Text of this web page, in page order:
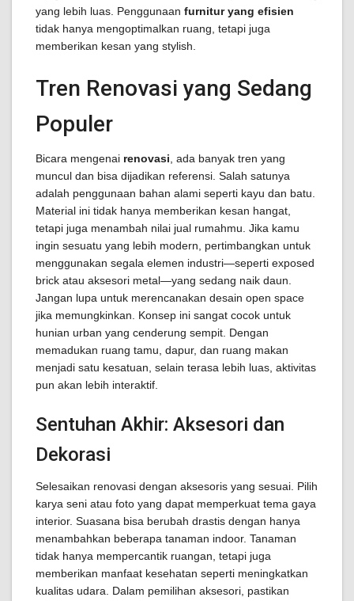
yang lebih luas. Penggunaan furnitur yang efisien
tidak hanya mengoptimalkan ruang, tetapi juga
memberikan kesan yang stylish.
Tren Renovasi yang Sedang
Populer
Bicara mengenai renovasi , ada banyak tren yang
muncul dan bisa dijadikan referensi. Salah satunya
adalah penggunaan bahan alami seperti kayu dan batu.
Material ini tidak hanya memberikan kesan hangat,
tetapi juga menambah nilai jual rumahmu. Jika kamu
ingin sesuatu yang lebih modern, pertimbangkan untuk
menggunakan segala elemen industri—seperti exposed
brick atau aksesori metal—yang sedang naik daun.
Jangan lupa untuk merencanakan desain open space
jika memungkinkan. Konsep ini sangat cocok untuk
hunian urban yang cenderung sempit. Dengan
memadukan ruang tamu, dapur, dan ruang makan
menjadi satu kesatuan, selain terasa lebih luas, aktivitas
pun akan lebih interaktif.
Sentuhan Akhir: Aksesori dan
Dekorasi
Selesaikan renovasi dengan aksesoris yang sesuai. Pilih
karya seni atau foto yang dapat memperkuat tema gaya
interior. Suasana bisa berubah drastis dengan hanya
menambahkan beberapa tanaman indoor. Tanaman
tidak hanya mempercantik ruangan, tetapi juga
memberikan manfaat kesehatan seperti meningkatkan
kualitas udara. Dalam pemilihan aksesori, pastikan